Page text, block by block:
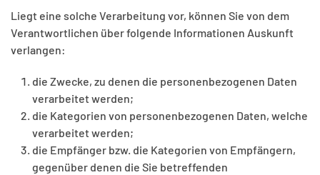
Liegt eine solche Verarbeitung vor, können Sie von dem
Verantwortlichen über folgende Informationen Auskunft
verlangen:
die Zwecke, zu denen die personenbezogenen Daten
verarbeitet werden;
die Kategorien von personenbezogenen Daten, welche
verarbeitet werden;
die Empfänger bzw. die Kategorien von Empfängern,
gegenüber denen die Sie betreffenden